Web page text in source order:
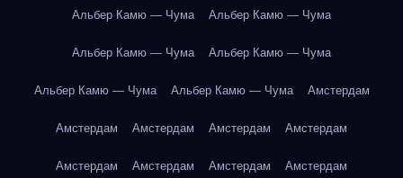
Альбер Камю — Чума Альбер Камю — Чума
Альбер Камю — Чума Альбер Камю — Чума
Альбер Камю — Чума Альбер Камю — Чума Амстердам
Амстердам Амстердам Амстердам Амстердам
Амстердам Амстердам Амстердам Амстердам